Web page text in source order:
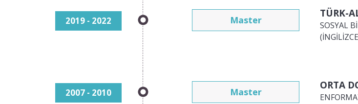
2019 - 2022 Master
TÜRK-
SOSYAL
2007 - 2010 Master
ORTA